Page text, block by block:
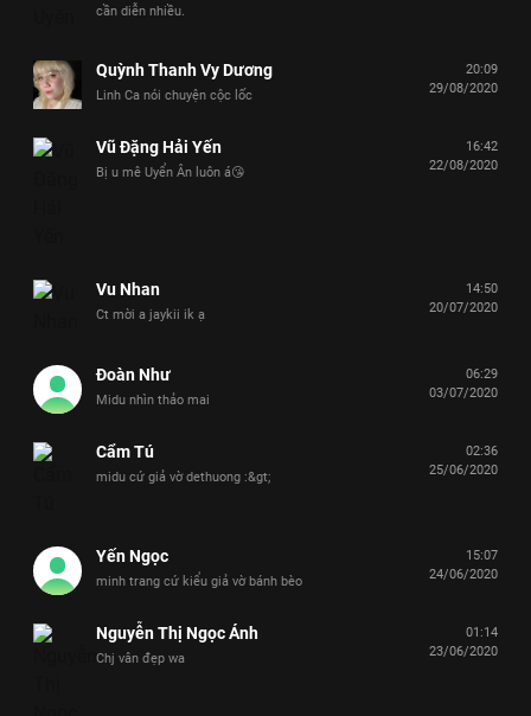
cần diễn nhiều.
Quỳnh Thanh Vy Dương
Linh Ca nói chuyện cộc lốc
20:09
29/08/2020
Vũ Đặng Hải Yến
Bị u mê Uyển Ân luôn á😘
16:42
22/08/2020
Vu Nhan
Ct mời a jaykii ik ạ
14:50
20/07/2020
Đoàn Như
Midu nhìn thảo mai
06:29
03/07/2020
Cẩm Tú
midu cứ giả vờ dethuong :&gt;
02:36
25/06/2020
Yến Ngọc
minh trang cứ kiểu giả vờ bánh bèo
15:07
24/06/2020
Nguyễn Thị Ngọc Ánh
Chj vân đẹp wa
01:14
23/06/2020